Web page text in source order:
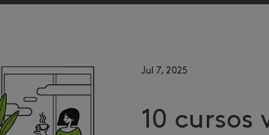
Jul 7, 2025
10 cursos